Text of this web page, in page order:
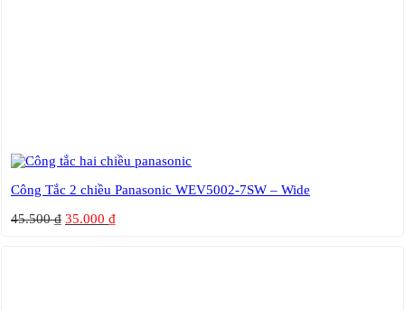
Công Tắc 2 chiều Panasonic WEV5002-7SW – Wide
45.500₫ 35.000 ₫